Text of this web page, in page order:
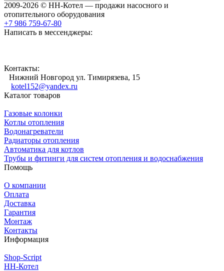
2009-2026 © НН-Котел — продажи насосного и
отопительного оборудования
+7 986 759-67-80
Написать в мессенджеры:
Контакты:
Нижний Новгород ул. Тимирязева, 15
kotel152@yandex.ru
Каталог товаров
Газовые колонки
Котлы отопления
Водонагреватели
Радиаторы отопления
Автоматика для котлов
Трубы и фитинги для систем отопления и водоснабжения
Помощь
О компании
Оплата
Доставка
Гарантия
Монтаж
Контакты
Информация
Shop-Script
НН-Котел